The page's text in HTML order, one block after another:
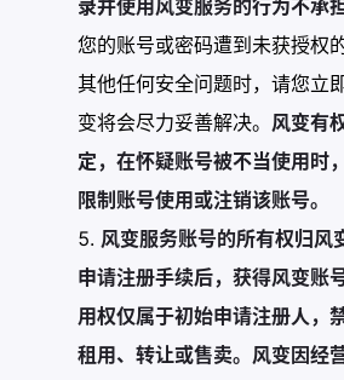
录并使用风变服务的行为不承
您的账号或密码遭到未获授权
其他任何安全问题时，请您立
变将会尽力妥善解决。 风变有
定，在怀疑账号被不当使用时
限制账号使用或注销该账号。
风变服务账号的所有权归风
申请注册手续后，获得风变账
用权仅属于初始申请注册人，
租用、转让或售卖。风变因经